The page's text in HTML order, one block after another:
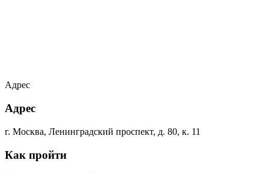
Адрес
Адрес
г. Москва, Ленинградский проспект, д. 80, к. 11
Как пройти